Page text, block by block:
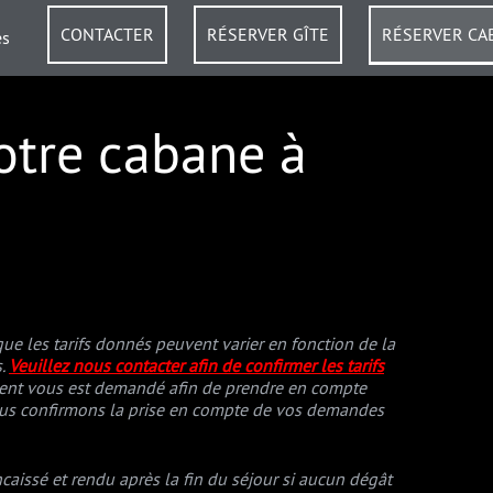
CONTACTER RÉSERVER GÎTE RÉSERVER
cabane à
les tarifs donnés peuvent varier en fonction de la
Veuillez nous contacter afin de confirmer les tarifs
vous est demandé afin de prendre en compte
confirmons la prise en compte de vos demandes
et rendu après la fin du séjour si aucun dégât